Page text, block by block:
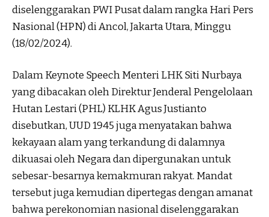
diselenggarakan PWI Pusat dalam rangka Hari Pers
Nasional (HPN) di Ancol, Jakarta Utara, Minggu
(18/02/2024).
Dalam Keynote Speech Menteri LHK Siti Nurbaya
yang dibacakan oleh Direktur Jenderal Pengelolaan
Hutan Lestari (PHL) KLHK Agus Justianto
disebutkan, UUD 1945 juga menyatakan bahwa
kekayaan alam yang terkandung di dalamnya
dikuasai oleh Negara dan dipergunakan untuk
sebesar-besarnya kemakmuran rakyat. Mandat
tersebut juga kemudian dipertegas dengan amanat
bahwa perekonomian nasional diselenggarakan